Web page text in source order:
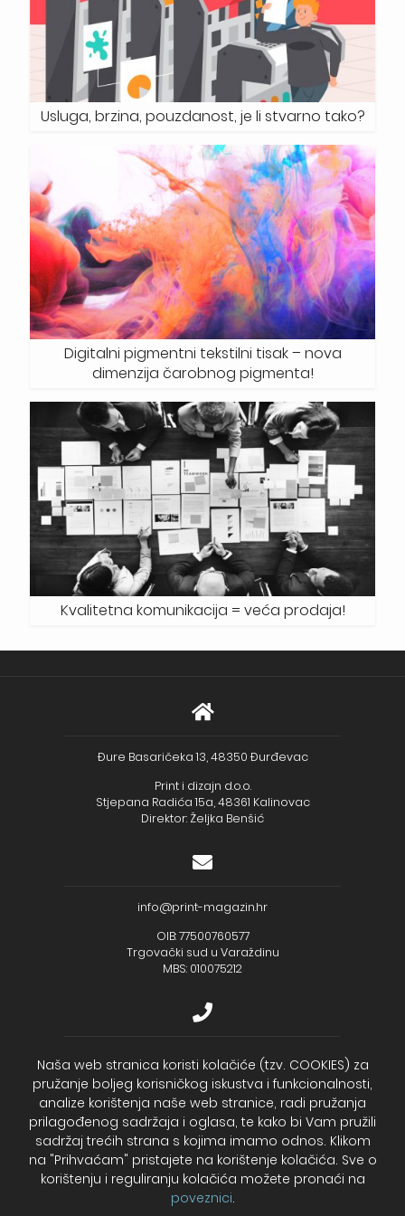
Usluga, brzina, pouzdanost, je li stvarno tako?
Digitalni pigmentni tekstilni tisak – nova
dimenzija čarobnog pigmenta!
Kvalitetna komunikacija = veća prodaja!
Đure Basaričeka 13, 48350 Đurđevac
Print i dizajn d.o.o.
Stjepana Radića 15a, 48361 Kalinovac
Direktor: Željka Benšić
info@print-magazin.hr
OIB: 77500760577
Trgovački sud u Varaždinu
MBS: 010075212
+385 (48) 733 111
Zagrebačka banka d.d.
IBAN - HR2723600001102099043
Temeljni kapital: 330.000,00kn uplaćen u cijelosti
2026. Print Magazin
Cookies – Kolačići
Naša web stranica koristi kolačiće (tzv. COOKIES) za
pružanje boljeg korisničkog iskustva i funkcionalnosti,
analize korištenja naše web stranice, radi pružanja
prilagođenog sadržaja i oglasa, te kako bi Vam pružili
sadržaj trećih strana s kojima imamo odnos. Klikom
na "Prihvaćam" pristajete na korištenje kolačića. Sve o
korištenju i reguliranju kolačića možete pronaći na
poveznici.